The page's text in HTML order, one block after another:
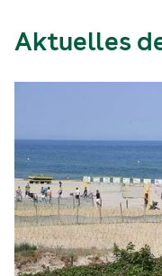
Aktuelles